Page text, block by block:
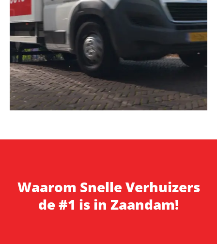
Waarom Snelle Verhuizers
de #1 is in Zaandam!